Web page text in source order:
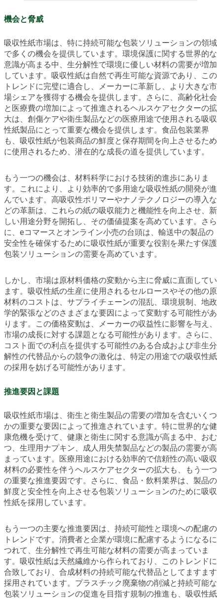
機会と脅威
吸収性紙市場は、特に持続可能な包装ソリューションの領域
で多くの機会を提供しています。環境保護に関する世界的な
意識が高まる中、生分解性で環境に優しい材料の需要が増加
しています。吸収性紙は自然で再生可能な資源であり、この
トレンドに完璧に適合し、メーカーに革新し、より大きな市
場シェアを獲得する機会を提供します。さらに、高齢化社会
と医療費の増加によって推進されるヘルスケアセクターの拡
大は、創傷ケアや衛生製品などの医療用途で使用される吸収
性紙製品にとって重要な機会を提供します。食品包装業界
も、吸収性紙が包装商品の鮮度と保存期間を向上させるため
に使用されるため、潜在的な成長の道を提供しています。
もう一つの機会は、材料科学における技術的進歩にありま
す。これにより、より効率的で多用途な吸収性紙の開発が進
んでいます。高吸収性ポリマーやナノテクノロジーの導入な
どの革新は、これらの紙の吸収能力と機能性を向上させ、新
しい用途分野を開拓し、その価値提案を高めています。さら
に、eコマースとオンライン小売の台頭は、輸送中の製品の
安全性を確保するために吸収性紙が重要な役割を果たす保護
包装ソリューションの需要を高めています。
しかし、市場は原材料価格の変動から主に脅威に直面してい
ます。吸収性紙の生産に使用されるセルロースやその他の原
材料のコストは、サプライチェーンの混乱、環境規制、地政
学的緊張などのさまざまな要因によって変動する可能性があ
ります。この価格変動は、メーカーの収益性に影響を与え、
市場の成長に対する課題となる可能性があります。さらに、
コスト面での利点を提供する可能性のある合成および非生分
解性の代替品からの競争の激化は、特定の用途での吸収性紙
の採用を妨げる可能性があります。
推進要因と課題
吸収性紙市場は、衛生と衛生製品の需要の増加を含むいくつ
かの重要な要因によって推進されています。特に世界的な健
康危機を受けて、健康と衛生に関する意識が高まる中、おむ
つ、生理用ナプキン、成人用失禁製品などの製品の需要が高
まっています。医療用途における効率的で信頼性の高い吸収
材料の必要性を伴うヘルスケアセクターの拡大も、もう一つ
の重要な推進要因です。さらに、食品・飲料業界は、製品の
鮮度と安全性を向上させる包装ソリューションのために吸収
性紙を採用しています。
もう一つの主要な推進要因は、持続可能性と環境への配慮の
トレンドです。消費者と企業が環境に配慮するようになるに
つれて、生分解性で再生可能な材料の需要が高まっていま
す。吸収性紙は天然繊維から作られており、このトレンドに
合致しており、合成材料の持続可能な代替品としてますます
採用されています。プラスチック廃棄物の削減と持続可能な
包装ソリューションの促進を目指す規制の推進も、吸収性紙